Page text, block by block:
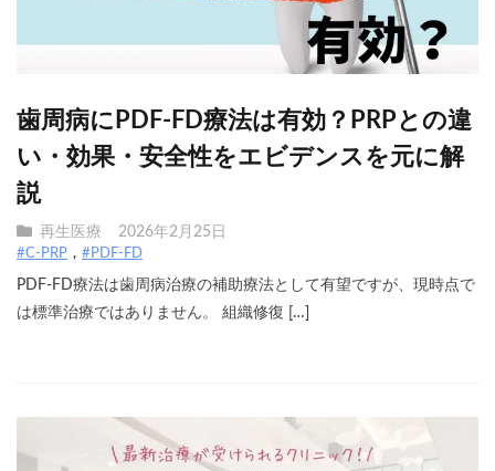
歯周病にPDF-FD療法は有効？PRPとの違
い・効果・安全性をエビデンスを元に解
説
再生医療 2026年2月25日
#C-PRP #PDF-FD
PDF-FD療法は歯周病治療の補助療法として有望ですが、現時点で
は標準治療ではありません。 組織修復 […]